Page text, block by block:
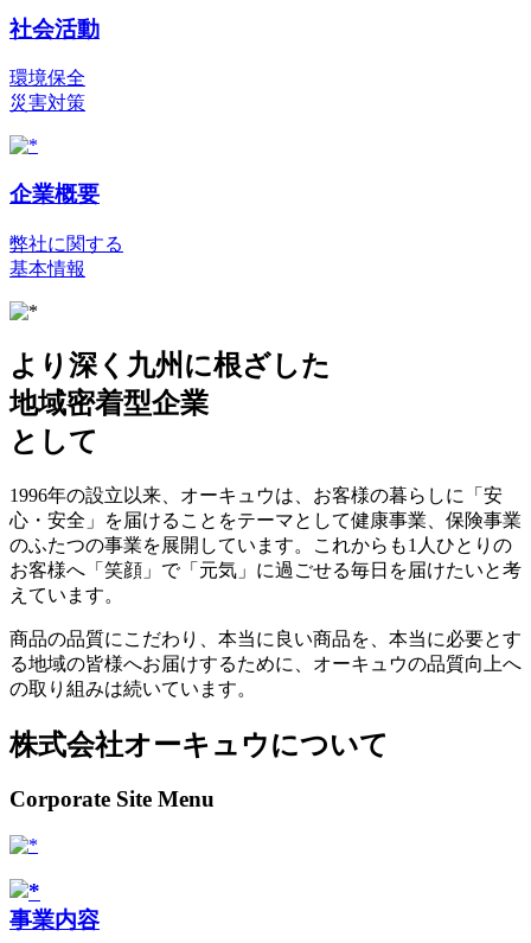
社会活動
環境保全
災害対策
企業概要
弊社に関する
基本情報
より深く九州に根ざした
地域密着型企業
として
1996年の設立以来、オーキュウは、お客様の暮らしに「安
心・安全」を届けることをテーマとして健康事業、保険事業
のふたつの事業を展開しています。これからも1人ひとりの
お客様へ「笑顔」で「元気」に過ごせる毎日を届けたいと考
えています。
商品の品質にこだわり、本当に良い商品を、本当に必要とす
る地域の皆様へお届けするために、オーキュウの品質向上へ
の取り組みは続いています。
株式会社オーキュウについて
Corporate Site Menu
事業内容